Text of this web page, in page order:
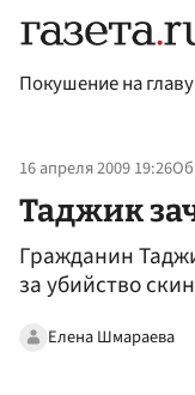
Покушение на
16 апреля 2009 19:26
Таджик
Гражданин
за убийство
Елена Шмараева